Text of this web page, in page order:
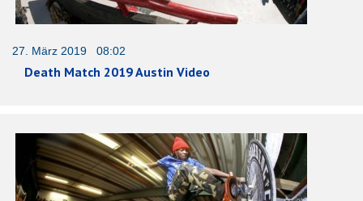
27. März 2019 08:02
Death Match 2019 Austin Video